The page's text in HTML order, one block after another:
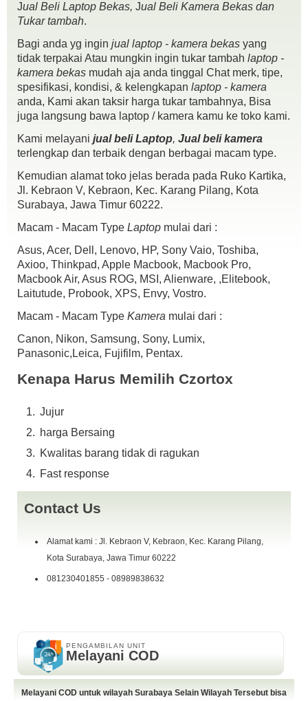
B-PRO 5 Alpha Edition Mark 2 4K Video
Spek :
16MP SONY Exmor-R Image Sensor
4K @30fps
8 Layer Lenses
Up to 90fps
True Color 2″ TFT LCD
Microphone Port
Time-lapse 1/2/5/10/30/60s
Photo Burst 16MP up to 10fps
14 accessories included
GoPro compatible brackets
1000mAh Li-ion battery
Yg Lain Gogling za,.,.
Kondisi :
fisik mulus 98% sisnya pemakaian wajar..,
mesin normal semua.,
Wifi lancar
Tombol2 berfungsi
batre
mikropon
harga alhamdulillah sould out,,Siapa cepat dy dapat,.
Jual Beli Laptop Bekas, Jual Beli Kamera Bekas dan
Tukar tambah.
Bagi anda yg ingin jual laptop - kamera bekas yang
tidak terpakai Atau mungkin ingin tukar tambah laptop -
kamera bekas mudah aja anda tinggal Chat merk, tipe,
spesifikasi, kondisi, & kelengkapan laptop - kamera
anda, Kami akan taksir harga tukar tambahnya, Bisa
juga langsung bawa laptop / kamera kamu ke toko kami.
Kami melayani jual beli Laptop, Jual beli kamera
terlengkap dan terbaik dengan berbagai macam type.
Kemudian alamat toko jelas berada pada Ruko Kartika,
Jl. Kebraon V, Kebraon, Kec. Karang Pilang, Kota
Surabaya, Jawa Timur 60222.
Macam - Macam Type Laptop mulai dari :
Asus, Acer, Dell, Lenovo, HP, Sony Vaio, Toshiba,
Axioo, Thinkpad, Apple Macbook, Macbook Pro,
Macbook Air, Asus ROG, MSI, Alienware, ,Elitebook,
Laitutude, Probook, XPS, Envy, Vostro.
Macam - Macam Type Kamera mulai dari :
Canon, Nikon, Samsung, Sony, Lumix,
Panasonic,Leica, Fujifilm, Pentax.
Kenapa Harus Memilih Czortox
Jujur
harga Bersaing
Kwalitas barang tidak di ragukan
Fast response
Contact Us
Alamat kami : Jl. Kebraon V, Kebraon, Kec. Karang Pilang,
Kota Surabaya, Jawa Timur 60222
081230401855 - 08989838632
PENGAMBILAN UNIT
Melayani COD
Melayani COD untuk wilayah Surabaya Selain Wilayah Tersebut bisa